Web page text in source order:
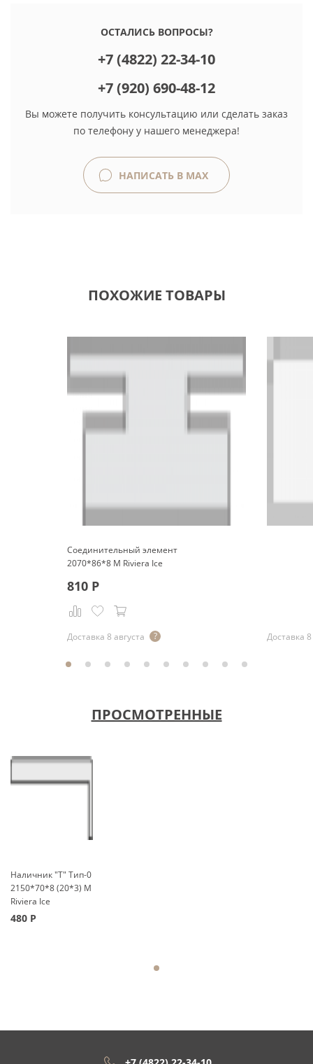
ОСТАЛИСЬ ВОПРОСЫ?
+7 (4822) 22-34-10
+7 (920) 690-48-12
Вы можете получить консультацию или сделать заказ
по телефону у нашего менеджера!
НАПИСАТЬ В MAX
ПОХОЖИЕ ТОВАРЫ
Соединительный элемент
2070*86*8 M Riviera Ice
810 Р
Доставка 8 августа Доставка 8
ПРОСМОТРЕННЫЕ
Наличник "Т" Тип-0
2150*70*8 (20*3) М
Riviera Ice
480 Р